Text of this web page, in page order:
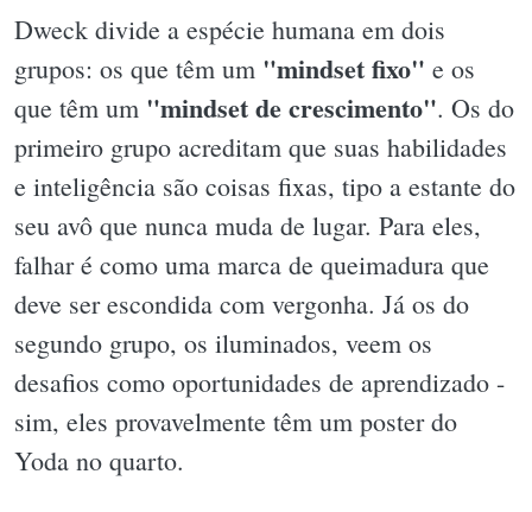
Dweck divide a espécie humana em dois
grupos: os que têm um "mindset fixo" e os
que têm um "mindset de crescimento". Os do
primeiro grupo acreditam que suas habilidades
e inteligência são coisas fixas, tipo a estante do
seu avô que nunca muda de lugar. Para eles,
falhar é como uma marca de queimadura que
deve ser escondida com vergonha. Já os do
segundo grupo, os iluminados, veem os
desafios como oportunidades de aprendizado -
sim, eles provavelmente têm um poster do
Yoda no quarto.